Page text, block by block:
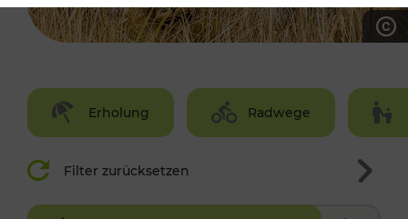
Erholung Radwege
Filter zurücksetzen